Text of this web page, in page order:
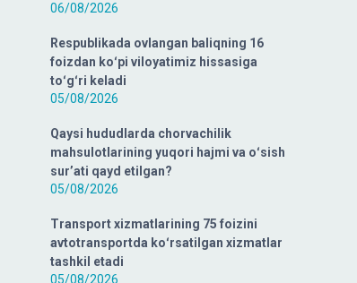
06/08/2026
Respublikada ovlangan baliqning 16
foizdan koʻpi viloyatimiz hissasiga
toʻgʻri keladi
05/08/2026
Qaysi hududlarda chorvachilik
mahsulotlarining yuqori hajmi va oʻsish
surʼati qayd etilgan?
05/08/2026
Transport xizmatlarining 75 foizini
avtotransportda koʻrsatilgan xizmatlar
tashkil etadi
05/08/2026